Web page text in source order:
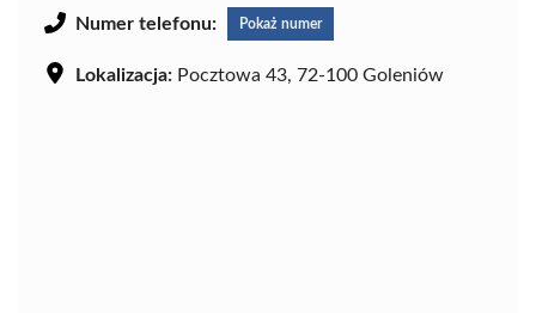
Numer telefonu: Pokaż numer
Lokalizacja: Pocztowa 43, 72-100 Goleniów